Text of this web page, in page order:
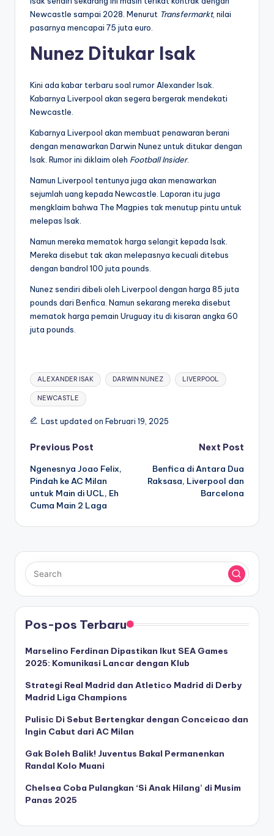
Newcastle sampai 2028. Menurut Transfermarkt, nilai
pasarnya mencapai 75 juta euro.
Nunez Ditukar Isak
Kini ada kabar terbaru soal rumor Alexander Isak.
Kabarnya Liverpool akan segera bergerak mendekati
Newcastle.
Kabarnya Liverpool akan membuat penawaran berani
dengan menawarkan Darwin Nunez untuk ditukar dengan
Isak. Rumor ini diklaim oleh Football Insider.
Namun Liverpool tentunya juga akan menawarkan
sejumlah uang kepada Newcastle. Laporan itu juga
mengklaim bahwa The Magpies tak menutup pintu untuk
melepas Isak.
Namun mereka mematok harga selangit kepada Isak.
Mereka disebut tak akan melepasnya kecuali ditebus
dengan bandrol 100 juta pounds.
Nunez sendiri dibeli oleh Liverpool dengan harga 85 juta
pounds dari Benfica. Namun sekarang mereka disebut
mematok harga pemain Uruguay itu di kisaran angka 60
juta pounds.
Tags:
ALEXANDER ISAK DARWIN NUNEZ LIVERPOOL
NEWCASTLE
Last updated on Februari 19, 2025
Post
navigation
Previous Post
Ngenesnya Joao Felix,
Pindah ke AC Milan
untuk Main di UCL, Eh
Cuma Main 2 Laga
Next Post
Benfica di Antara Dua
Raksasa, Liverpool dan
Barcelona
Pos-pos Terbaru
Marselino Ferdinan Dipastikan Ikut SEA Games
2025: Komunikasi Lancar dengan Klub
Strategi Real Madrid dan Atletico Madrid di Derby
Madrid Liga Champions
Pulisic Di Sebut Bertengkar dengan Conceicao dan
Ingin Cabut dari AC Milan
Gak Boleh Balik! Juventus Bakal Permanenkan
Randal Kolo Muani
Chelsea Coba Pulangkan ‘Si Anak Hilang’ di Musim
Panas 2025